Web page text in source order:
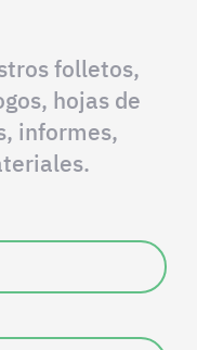
folletos,
hojas de
informes,